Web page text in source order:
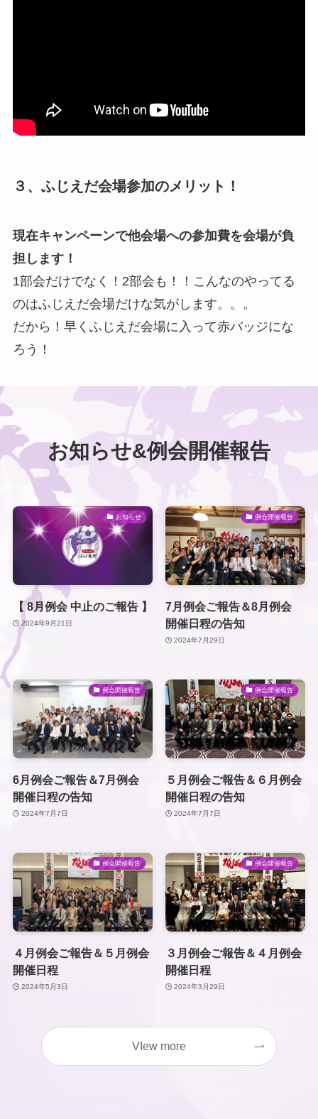
３、ふじえだ会場参加のメリット！
現在キャンペーンで他会場への参加費を会場が負
担します！
1部会だけでなく！2部会も！！こんなのやってる
のはふじえだ会場だけな気がします。。。
だから！早くふじえだ会場に入って赤バッジにな
ろう！
お知らせ&例会開催報告
お知らせ
【 8月例会 中止のご報告 】
2024年9月21日
例会開催報告
7月例会ご報告＆8月例会
開催日程の告知
2024年7月29日
例会開催報告
6月例会ご報告＆7月例会
開催日程の告知
2024年7月7日
例会開催報告
５月例会ご報告＆６月例会
開催日程の告知
2024年7月7日
例会開催報告
４月例会ご報告＆５月例会
開催日程
2024年5月3日
例会開催報告
３月例会ご報告＆４月例会
開催日程
2024年3月29日
VIew more